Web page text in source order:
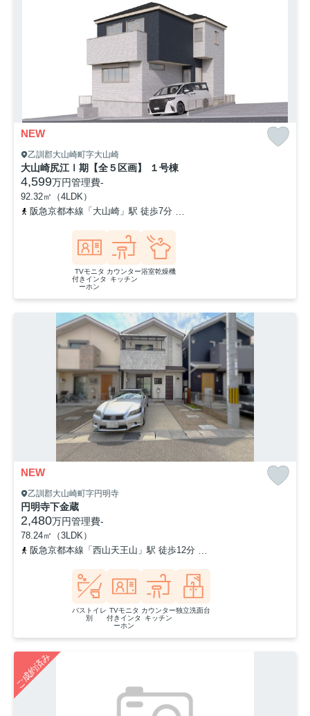
NEW
乙訓郡大山崎町字大山崎
大山崎尻江Ⅰ期【全５区画】 １号棟
4,599万円管理費-
92.32㎡（4LDK）
阪急京都本線「大山崎」駅 徒歩7分
TVモニタ
付きインタ
ーホン
カウンター
キッチン
浴室乾燥機
NEW
乙訓郡大山崎町字円明寺
円明寺下金蔵
2,480万円管理費-
78.24㎡（3LDK）
阪急京都本線「西山天王山」駅 徒歩12分
バストイレ
別
TVモニタ
付きインタ
ーホン
カウンター
キッチン
独立洗面台
ご成約済み